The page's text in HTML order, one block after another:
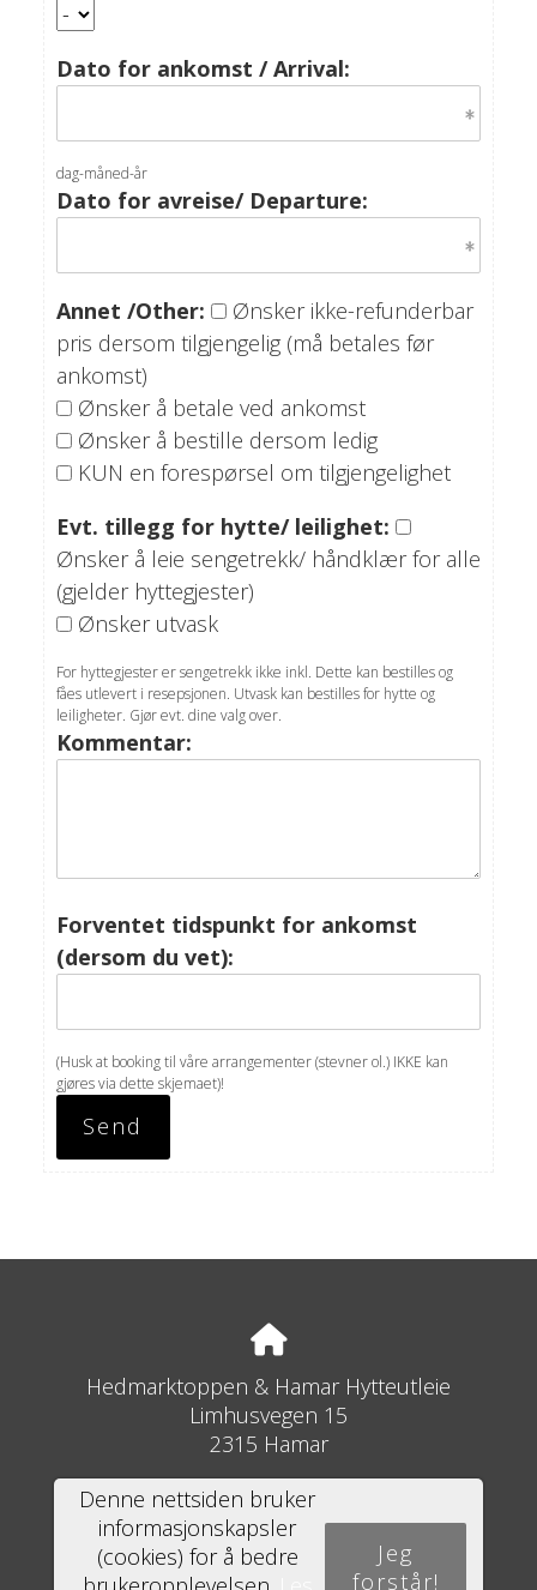
Dato for ankomst / Arrival:
dag-måned-år
Dato for avreise/ Departure:
Annet /Other:
Ønsker ikke-refunderbar
pris dersom tilgjengelig (må betales før
ankomst)
Ønsker å betale ved ankomst
Ønsker å bestille dersom ledig
KUN en forespørsel om tilgjengelighet
Evt. tillegg for hytte/ leilighet:
Ønsker å leie sengetrekk/ håndklær for alle
(gjelder hyttegjester)
Ønsker utvask
For hyttegjester er sengetrekk ikke inkl. Dette kan bestilles og
fåes utlevert i resepsjonen. Utvask kan bestilles for hytte og
leiligheter. Gjør evt. dine valg over.
Kommentar:
Forventet tidspunkt for ankomst
(dersom du vet):
(Husk at booking til våre arrangementer (stevner ol.) IKKE kan
gjøres via dette skjemaet)!
Hedmarktoppen & Hamar Hytteutleie
Limhusvegen 15
2315 Hamar
62 51 93 70
Denne nettsiden bruker
informasjonskapsler
(cookies) for å bedre
Jeg
forstår!